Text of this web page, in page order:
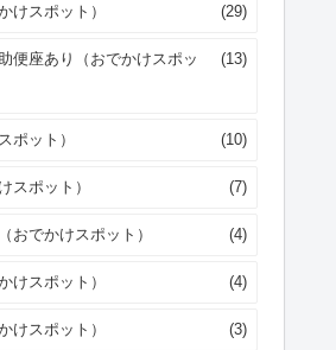
けスポット） (29)
便座あり（おでかけスポッ
(13)
ポット） (10)
スポット） (7)
おでかけスポット） (4)
けスポット） (4)
けスポット） (3)